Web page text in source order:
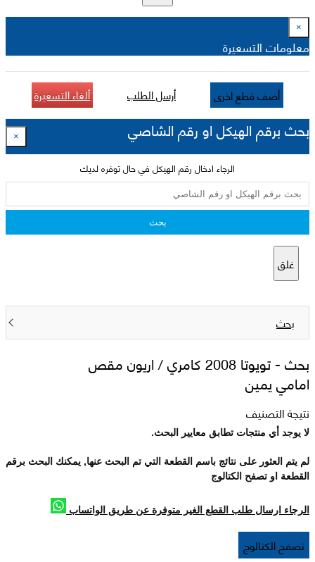
×
معلومات التسعيرة
أضف قطع اخرى أرسل الطلب ألغاء التسعيرة
بحث برقم الهيكل او رقم الشاصي ×
الرجاء ادخال رقم الهيكل في حال توفره لديك
بحث
غلق
بحث
بحث - تويوتا 2008 كامري / اريون مقص
امامي يمين
نتيجة التصنيف
لا يوجد أي منتجات تطابق معايير البحث.
لم يتم العثور على نتائج باسم القطعة التي تم البحث عنها, يمكنك البحث برقم
القطعة او تصفح الكتالوج
الرجاء ارسال طلب القطع الغير متوفرة عن طريق الواتساب
تصفح الكتالوج